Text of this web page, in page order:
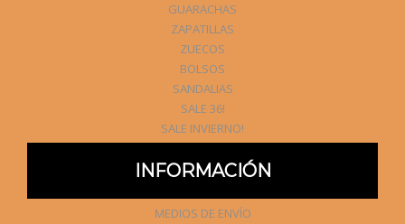
GUARACHAS
ZAPATILLAS
ZUECOS
BOLSOS
SANDALIAS
SALE 36!
SALE INVIERNO!
INFORMACIÓN
MEDIOS DE ENVÍO